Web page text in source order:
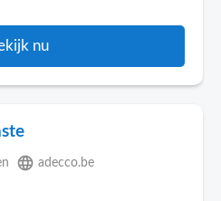
nu
language adecco.be